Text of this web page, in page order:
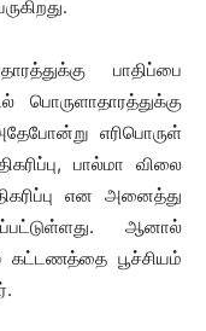
பாதிப்பை
பொருளாதாரத்துக்கு
எரிபொருள்
பால்மா விலை
என அனைத்து
ஆனால்
கட்டணத்தை பூச்சியம்